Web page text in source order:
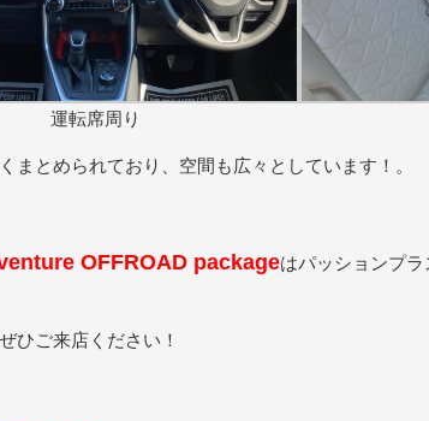
運転席周り
まとめられており、空間も広々としています！。
OFFROAD packageはパッションプ
ひご来店ください！